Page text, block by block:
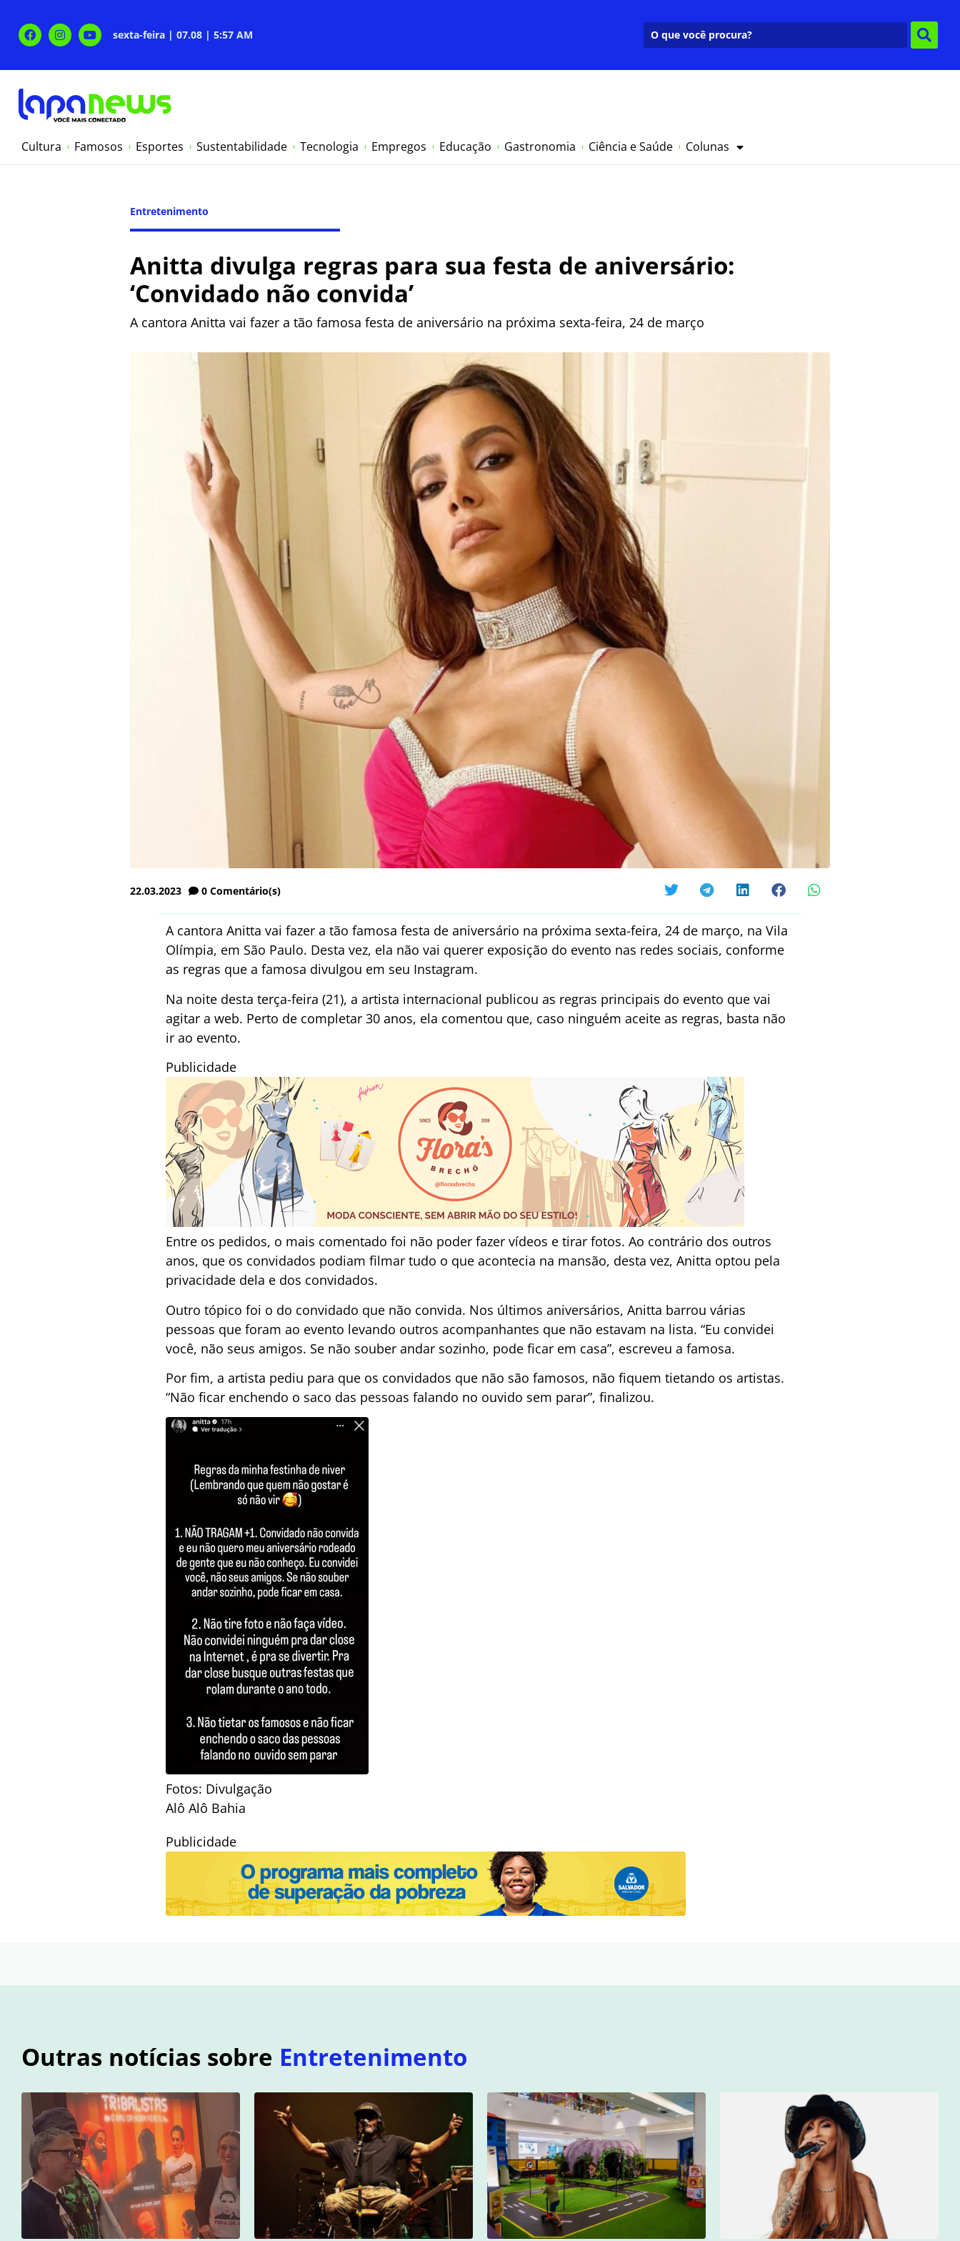
sexta-feira | 07.08 | 5:57 AM
Cultura Famosos Esportes Sustentabilidade Tecnologia Empregos Educação Gastronomia Ciência e Saúde Colunas
Entretenimento
Anitta divulga regras para sua festa de aniversário:
‘Convidado não convida’
A cantora Anitta vai fazer a tão famosa festa de aniversário na próxima sexta-feira, 24 de março
22.03.2023 0 Comentário(s)
A cantora Anitta vai fazer a tão famosa festa de aniversário na próxima sexta-feira, 24 de março, na Vila
Olímpia, em São Paulo. Desta vez, ela não vai querer exposição do evento nas redes sociais, conforme
as regras que a famosa divulgou em seu Instagram.
Na noite desta terça-feira (21), a artista internacional publicou as regras principais do evento que vai
agitar a web. Perto de completar 30 anos, ela comentou que, caso ninguém aceite as regras, basta não
ir ao evento.
Publicidade
Entre os pedidos, o mais comentado foi não poder fazer vídeos e tirar fotos. Ao contrário dos outros
anos, que os convidados podiam filmar tudo o que acontecia na mansão, desta vez, Anitta optou pela
privacidade dela e dos convidados.
Outro tópico foi o do convidado que não convida. Nos últimos aniversários, Anitta barrou várias
pessoas que foram ao evento levando outros acompanhantes que não estavam na lista. “Eu convidei
você, não seus amigos. Se não souber andar sozinho, pode ficar em casa”, escreveu a famosa.
Por fim, a artista pediu para que os convidados que não são famosos, não fiquem tietando os artistas.
“Não ficar enchendo o saco das pessoas falando no ouvido sem parar”, finalizou.
Fotos: Divulgação
Alô Alô Bahia
Publicidade
Outras notícias sobre Entretenimento